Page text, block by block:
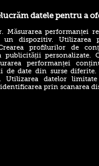
Coster-Waldau din
datele pentru a
performanței
un dispozitiv. Utilizarea
profilurilor de
personalizate.
performanței
date din surse diferite.
Utilizarea datelor
prin scanarea